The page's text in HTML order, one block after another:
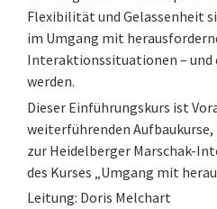
Flexibilität und Gelassenheit
im Umgang mit
Interaktionssituationen – und
werden.
Dieser Einführungskurs ist
weiterführenden Aufbaukurse,
zur Heidelberger Marschak-
des Kurses „Umgang mit
Leitung: Doris Melchart